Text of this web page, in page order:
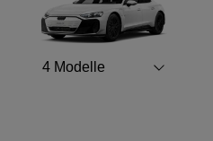
Audi kaufen
Service & Reparatur
Mehr erfahren
4 Modelle